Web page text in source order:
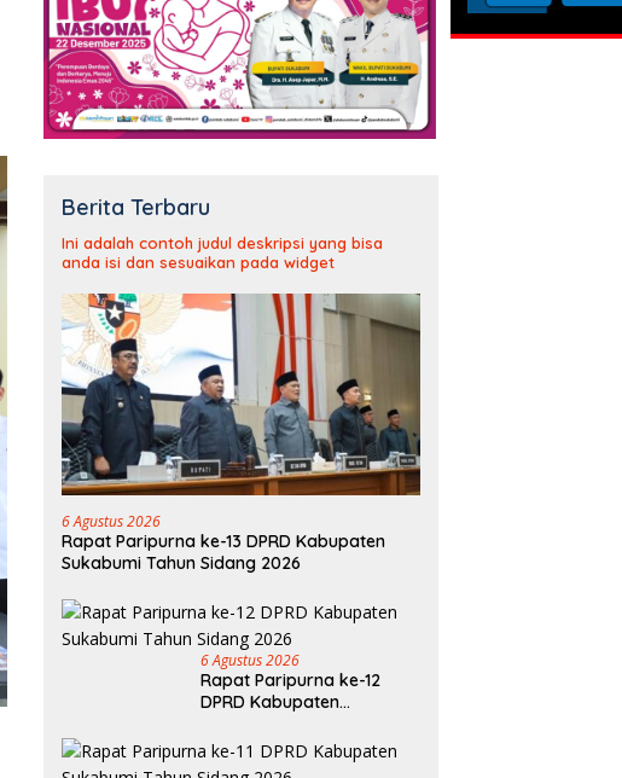
Berita Terbaru
Ini adalah contoh judul deskripsi yang bisa
anda isi dan sesuaikan pada widget
6 Agustus 2026
Rapat Paripurna ke-13 DPRD Kabupaten
Sukabumi Tahun Sidang 2026
6 Agustus 2026
Rapat Paripurna ke-12
DPRD Kabupaten
2026